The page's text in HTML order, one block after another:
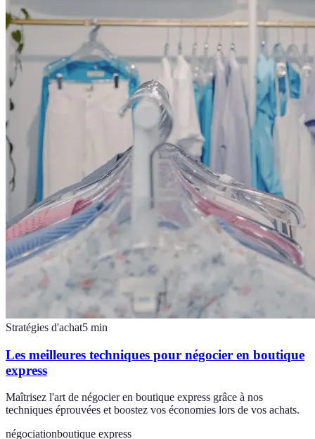
Stratégies d'achat5 min
Les meilleures techniques pour négocier en boutique
express
Maîtrisez l'art de négocier en boutique express grâce à nos
techniques éprouvées et boostez vos économies lors de vos achats.
négociationboutique express